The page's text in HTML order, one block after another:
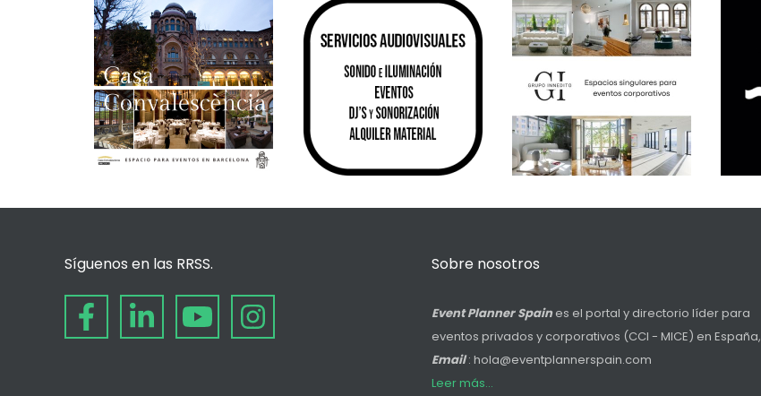
Síguenos en las RRSS. Sobre nosotros
Event Planner Spaines el portal y directorio líder para
eventos privados y corporativos (CCI - MICE) en España,
Email: hola@eventplannerspain.com
Leer más...